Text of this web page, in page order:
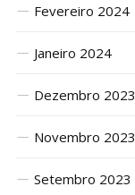
Fevereiro 2024
Janeiro 2024
Dezembro 2023
Novembro 2023
Setembro 2023